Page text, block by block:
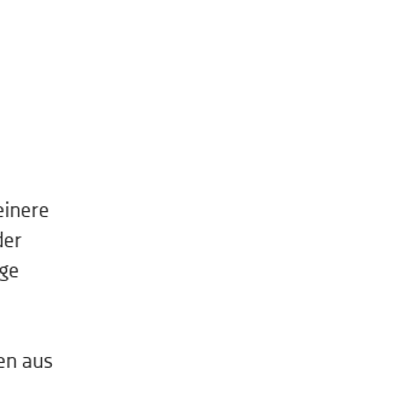
aus